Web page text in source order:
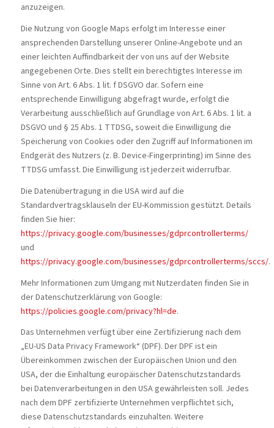
anzuzeigen.
Die Nutzung von Google Maps erfolgt im Interesse einer
ansprechenden Darstellung unserer Online-Angebote und an
einer leichten Auffindbarkeit der von uns auf der Website
angegebenen Orte. Dies stellt ein berechtigtes Interesse im
Sinne von Art. 6 Abs. 1 lit. f DSGVO dar. Sofern eine
entsprechende Einwilligung abgefragt wurde, erfolgt die
Verarbeitung ausschließlich auf Grundlage von Art. 6 Abs. 1 lit. a
DSGVO und § 25 Abs. 1 TTDSG, soweit die Einwilligung die
Speicherung von Cookies oder den Zugriff auf Informationen im
Endgerät des Nutzers (z. B. Device-Fingerprinting) im Sinne des
TTDSG umfasst. Die Einwilligung ist jederzeit widerrufbar.
Die Datenübertragung in die USA wird auf die
Standardvertragsklauseln der EU-Kommission gestützt. Details
finden Sie hier:
https://privacy.google.com/businesses/gdprcontrollerterms/
und
https://privacy.google.com/businesses/gdprcontrollerterms/sccs/.
Mehr Informationen zum Umgang mit Nutzerdaten finden Sie in
der Datenschutzerklärung von Google:
https://policies.google.com/privacy?hl=de.
Das Unternehmen verfügt über eine Zertifizierung nach dem
„EU-US Data Privacy Framework“ (DPF). Der DPF ist ein
Übereinkommen zwischen der Europäischen Union und den
USA, der die Einhaltung europäischer Datenschutzstandards
bei Datenverarbeitungen in den USA gewährleisten soll. Jedes
nach dem DPF zertifizierte Unternehmen verpflichtet sich,
diese Datenschutzstandards einzuhalten. Weitere